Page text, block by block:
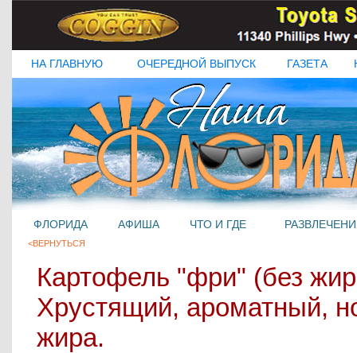
НА ГЛАВНУЮ ОЧЕРЕДНОЙ ВЫПУСК ГАЗЕТА
ФЛОРИДА АФИША ЧТО И ГДЕ
<ВЕРНУТЬСЯ
Картофель "фри" (без
Хрустящий, ароматный,
жира.